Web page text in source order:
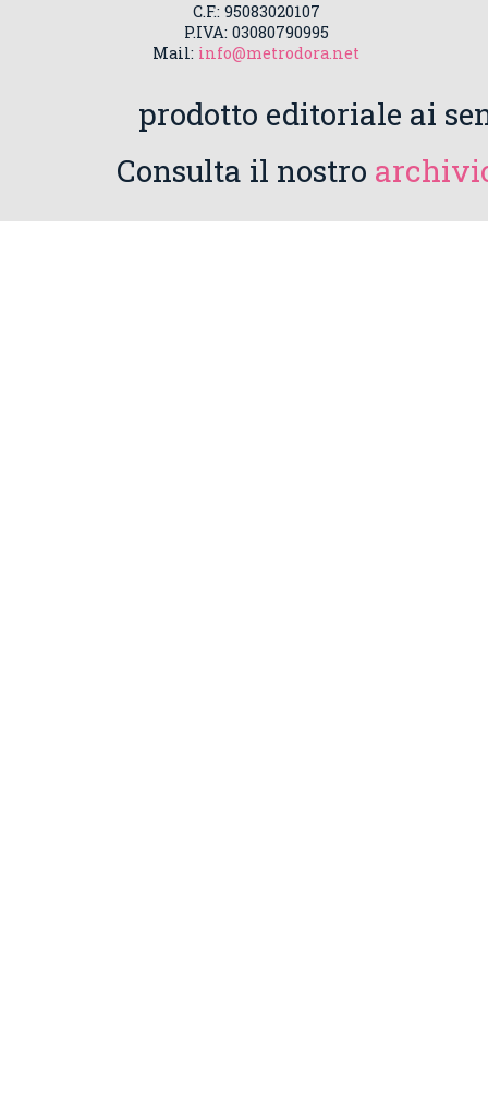
C.F.: 95083020107
P.IVA: 03080790995
Mail: info@metrodora.net
prodotto editoriale ai
Consulta il nostro